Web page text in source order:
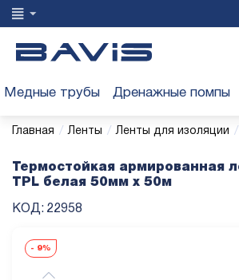
Медные трубы Дренажные помпы
Главная / Ленты / Ленты для изоляции /
Термостойкая армированная
TPL белая 50мм x 50м
КОД: 22958
- 9%